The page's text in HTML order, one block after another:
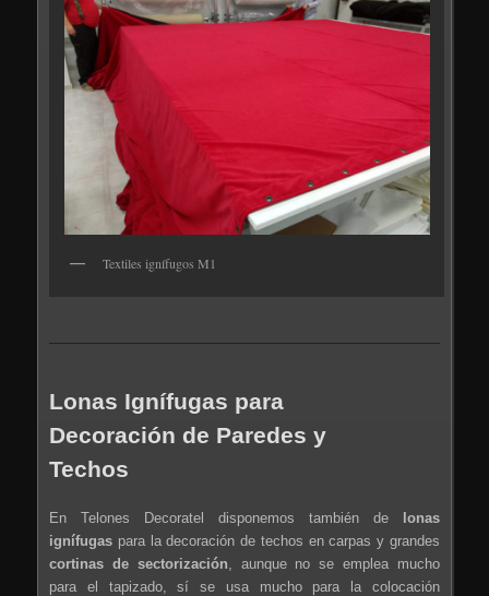
Textiles ignífugos M1
Lonas Ignífugas para
Decoración de Paredes y
Techos
En Telones Decoratel disponemos también de
lonas
ignífugas para la decoración de techos en carpas y grandes
cortinas de sectorización , aunque no se emplea mucho
para el tapizado, sí se usa mucho para la colocación